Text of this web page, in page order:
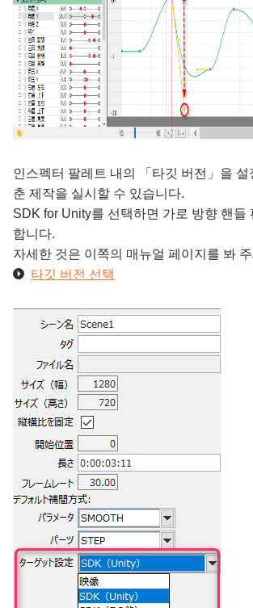
인스펙터 팔레트 내의 「타깃 버전」을
춘 제작을 실시할 수 있습니다.
SDK for Unity를 선택하면 가로 방향 핸들
합니다.
자세한 것은 이쪽의 매뉴얼 페이지를 봐
타깃 버전 선택